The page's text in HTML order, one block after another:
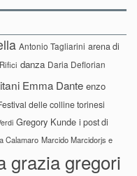
Antonio Tagliarini arena di
danza Daria Deflorian
Emma Dante enzo
delle colline torinesi
Gregory Kunde i post di
Calamaro Marcido Marcidorjs e
grazia gregori